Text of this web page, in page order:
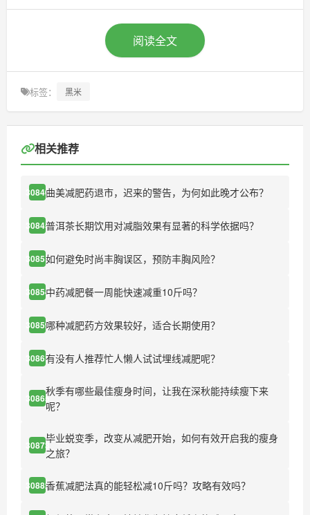
阅读全文
标签： 黑米
相关推荐
30840曲美减肥药退市，迟来的警告，为何如此晚才公布？
30845普洱茶长期饮用对减脂效果有显著的科学依据吗？
30851如何避免时尚丰胸误区，预防丰胸风险？
30854中药减肥餐一周能快速减重10斤吗？
30859哪种减肥药方效果较好，适合长期使用？
30861有没有人推荐忙人懒人试试埋线减肥呢？
30865
秋季有哪些最佳瘦身时间，让我在深秋能持续瘦下来
呢？
30873
毕业蜕变季，改变从减肥开始，如何有效开启我的瘦身
之旅？
30882香蕉减肥法真的能轻松减10斤吗？攻略有效吗？